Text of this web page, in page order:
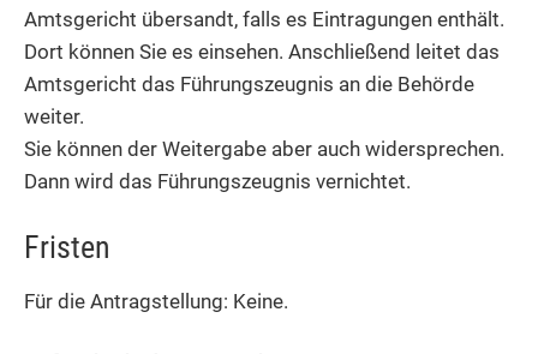
Amtsgericht übersandt, falls es Eintragungen enthält.
Dort können Sie es einsehen. Anschließend leitet das
Amtsgericht das Führungszeugnis an die Behörde
weiter.
Sie können der Weitergabe aber auch widersprechen.
Dann wird das Führungszeugnis vernichtet.
Fristen
Für die Antragstellung: Keine.